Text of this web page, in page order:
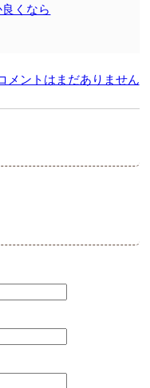
くなら
メントはまだありません